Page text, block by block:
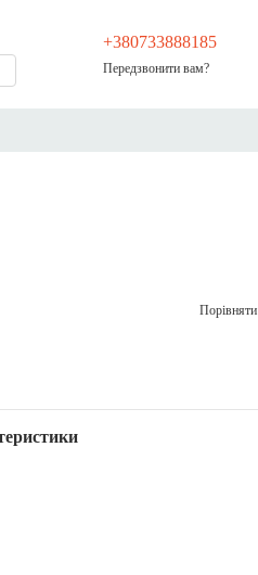
+380733888185
Передзвонити вам?
Порівняти